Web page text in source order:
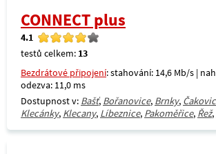
CONNECT plus
4.1
testů celkem: 13
Bezdrátové připojení: stahování: 14,6 Mb/s |
odezva: 11,0 ms
Dostupnost v: Bašť, Bořanovice, Brnky,
Klecánky, Klecany, Líbeznice, Pakoměřice, Řež,